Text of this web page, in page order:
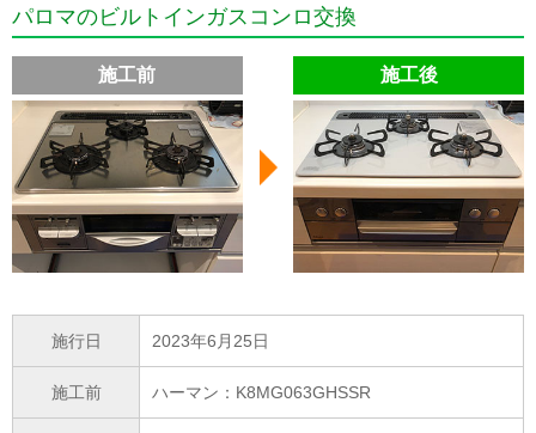
パロマのビルトインガスコンロ交換
施工前 施工後
施行日 2023年6月25日
施工前 ハーマン：K8MG063GHSSR